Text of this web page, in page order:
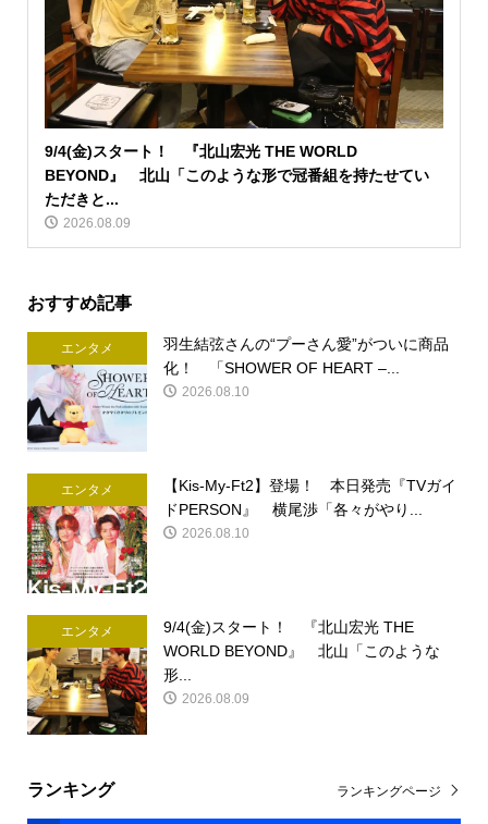
9/4(金)スタート！ 『北山宏光 THE WORLD
BEYOND』 北山「このような形で冠番組を持たせてい
ただきと...
2026.08.09
おすすめ記事
エンタメ
羽生結弦さんの“プーさん愛”がついに商品
化！ 「SHOWER OF HEART –...
2026.08.10
エンタメ
【Kis-My-Ft2】登場！ 本日発売『TVガイ
ドPERSON』 横尾渉「各々がやり...
2026.08.10
エンタメ
9/4(金)スタート！ 『北山宏光 THE
WORLD BEYOND』 北山「このような
形...
2026.08.09
ランキング ランキングページ